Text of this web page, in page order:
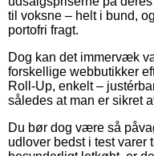
til voksne – helt i bund,
portofri fragt.
Dog kan det immervæk
forskellige webbutikker
Roll-Up, enkelt –
således at man er sikret
Du bør dog være så
udlover bedst i test varer